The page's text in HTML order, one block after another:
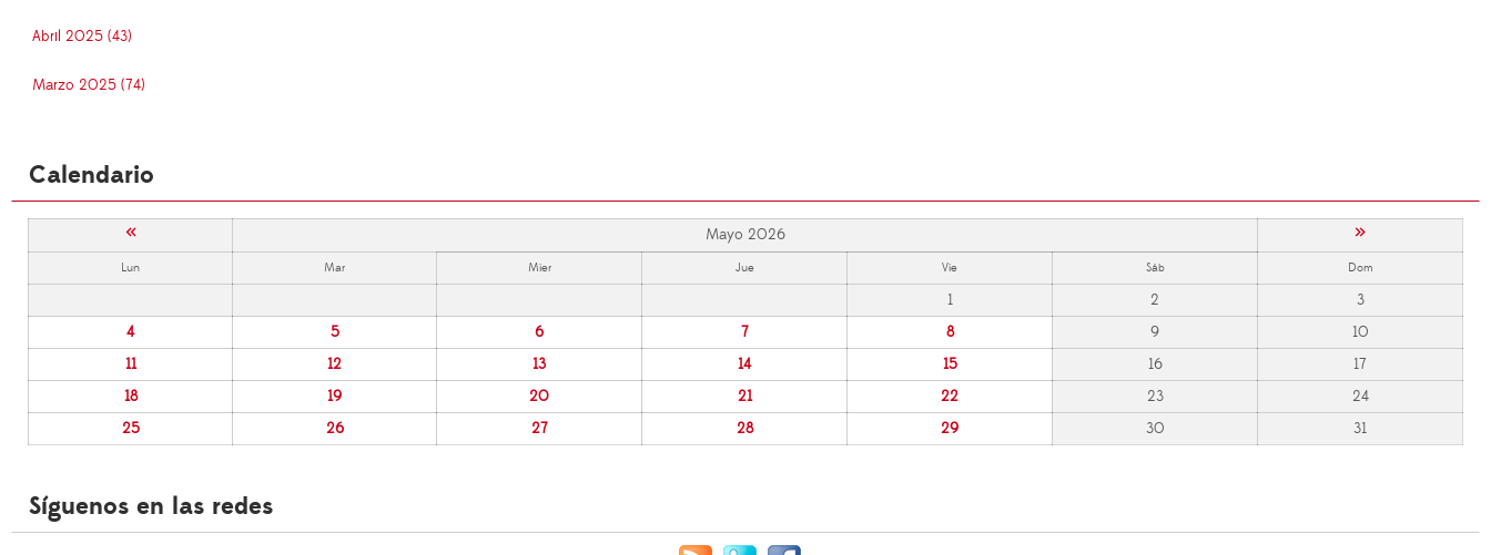
Abril 2025 (43)
Marzo 2025 (74)
Calendario
« Mayo 2026 »
Lun Mar Mier Jue Vie Sáb Dom
1 2
3
4
5 6 7 8 9
10
11
12 13 14 15 16
17
18
19 20 21 22 23
24
25
26 27 28 29 30 31
Síguenos en las redes